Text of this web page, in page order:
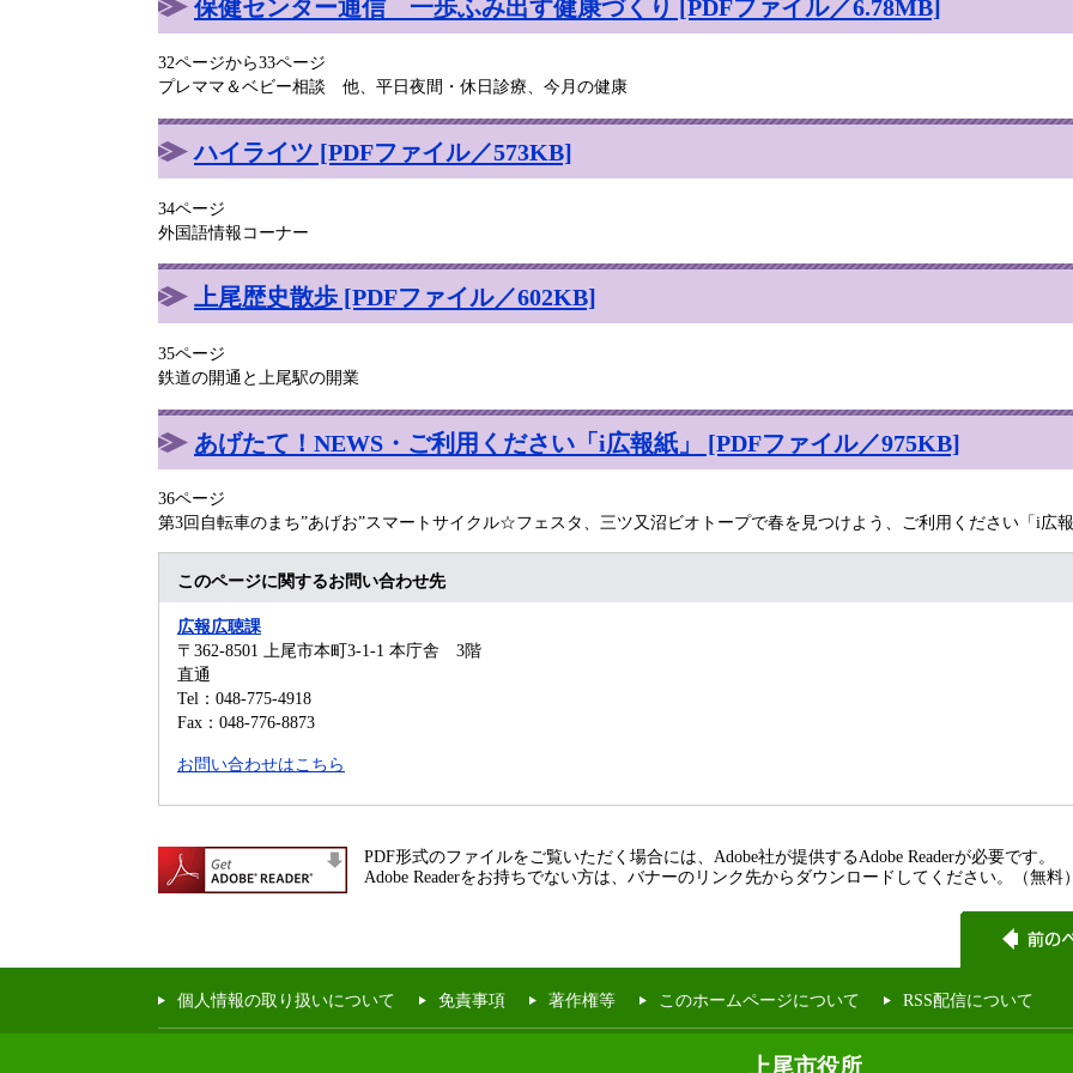
保健センター通信 一歩ふみ出す健康づくり [PDFファイル／6.78MB]
32ページから33ページ
プレママ＆ベビー相談 他、平日夜間・休日診療、今月の健康
ハイライツ [PDFファイル／573KB]
34ページ
外国語情報コーナー
上尾歴史散歩 [PDFファイル／602KB]
35ページ
鉄道の開通と上尾駅の開業
あげたて！NEWS・ご利用ください「i広報紙」 [PDFファイル／975KB]
36ページ
第3回自転車のまち”あげお”スマートサイクル☆フェスタ、三ツ又沼ビオトープで春を見つけよう、ご利用ください「i広
このページに関するお問い合わせ先
広報広聴課
〒362-8501
上尾市本町3-1-1 本庁舎 3階
直通
Tel：048-775-4918
Fax：048-776-8873
お問い合わせはこちら
PDF形式のファイルをご覧いただく場合には、Adobe社が提供するAdobe Readerが必要です。
Adobe Readerをお持ちでない方は、バナーのリンク先からダウンロードしてください。（無料
個人情報の取り扱いについて 免責事項 著作権等 このホームページについて RSS配信について
上尾市役所